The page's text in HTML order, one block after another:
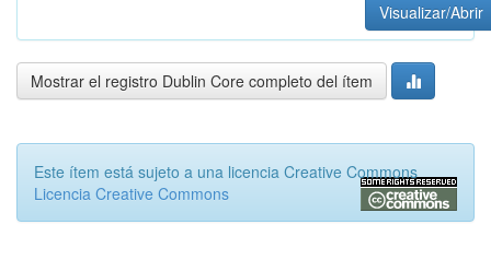
Visualizar/Abrir
Mostrar el registro Dublin Core completo del ítem
Este ítem está sujeto a una licencia Creative Commons
Licencia Creative Commons